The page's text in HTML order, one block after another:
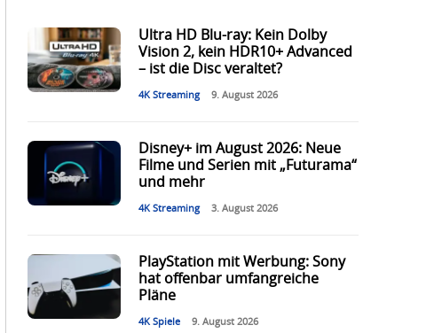
Ultra HD Blu-ray: Kein Dolby
Vision 2, kein HDR10+ Advanced
– ist die Disc veraltet?
4K Streaming 9. August 2026
Disney+ im August 2026: Neue
Filme und Serien mit „Futurama“
und mehr
4K Streaming 3. August 2026
PlayStation mit Werbung: Sony
hat offenbar umfangreiche
Pläne
4K Spiele 9. August 2026